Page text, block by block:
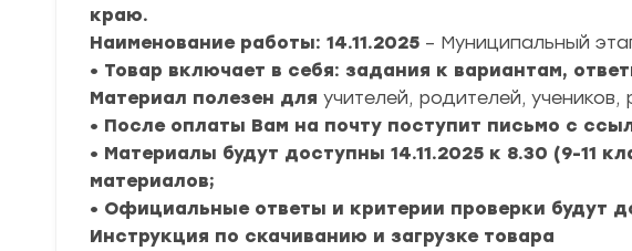
краю.
Наименование работы: 14.11.2025 – Муниципальный
• Товар включает в себя: задания к вариантам,
Материал полезен для учителей, родителей, учеников,
• После оплаты Вам на почту поступит письмо с
• Материалы будут доступны 14.11.2025 к 8.30 (9-11
материалов;
• Официальные ответы и критерии проверки
Инструкция по скачиванию и загрузке товара